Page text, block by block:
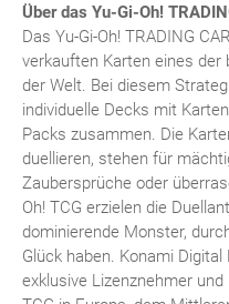
Über das Yu-Gi-Oh!
Das Yu-Gi-Oh! TRADING
verkauften Karten eines
der Welt. Bei diesem
individuelle Decks mit
Packs zusammen. Die
duellieren, stehen für
Zaubersprüche oder
Oh! TCG erzielen die
dominierende Monster,
Glück haben. Konami
exklusive Lizenznehmer